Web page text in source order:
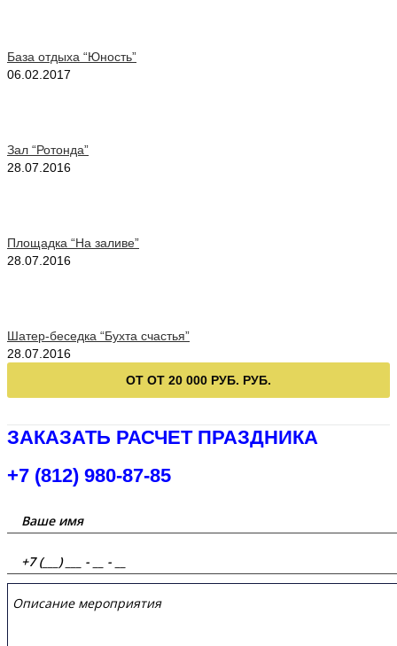
База отдыха “Юность”
06.02.2017
Зал “Ротонда”
28.07.2016
Площадка “На заливе”
28.07.2016
Шатер-беседка “Бухта счастья”
28.07.2016
ОТ ОТ 20 000 РУБ. РУБ.
ЗАКАЗАТЬ РАСЧЕТ ПРАЗДНИКА
+7 (812) 980-87-85